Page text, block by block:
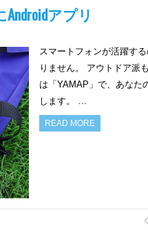
アプリ
スマートフォンが活躍す
りません。 アウトドア派
は「YAMAP」で、あなた
します。 …
READ MORE